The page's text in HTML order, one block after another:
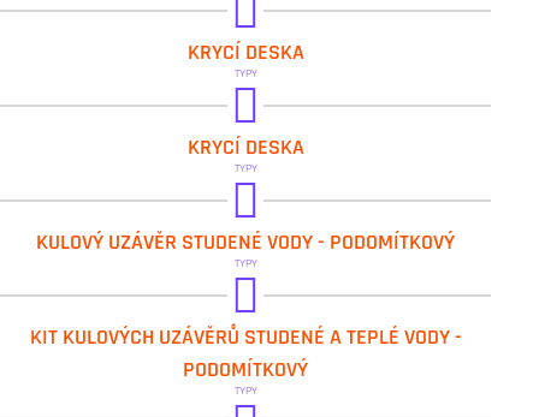
KRYCÍ DESKA
TYPY
KRYCÍ DESKA
TYPY
KULOVÝ UZÁVĚR STUDENÉ VODY - PODOMÍTKOVÝ
TYPY
IVAR.K 4.0
KIT KULOVÝCH UZÁVĚRŮ STUDENÉ A TEPLÉ VODY -
PODOMÍTKOVÝ
TYPY